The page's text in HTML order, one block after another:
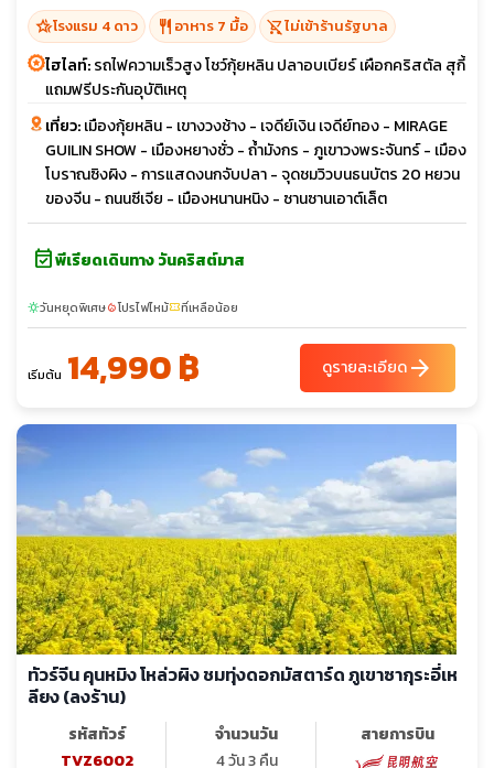
hotel_classโรงแรม 4 ดาว restaurant อาหาร 7 มื้อ shopping_cart_offไม่เข้าร้านรัฐบาล
ไฮไลท์:รถไฟความเร็วสูง โชว์กุ้ยหลิน ปลาอบเบียร์ เผือกคริสตัล สุกี้
แถมฟรีประกันอุบัติเหตุ
เที่ยว:เมืองกุ้ยหลิน - เขางวงช้าง - เจดีย์เงิน เจดีย์ทอง - MIRAGE
GUILIN SHOW - เมืองหยางชั่ว - ถ้ำมังกร - ภูเขาวงพระจันทร์ - เมือง
โบราณซิงผิง - การแสดงนกจับปลา - จุดชมวิวบนธนบัตร 20 หยวน
ของจีน - ถนนซีเจีย - เมืองหนานหนิง - ซานซานเอาต์เล็ต
event_availableพีเรียดเดินทาง วันคริสต์มาส
sunnyวันหยุดพิเศษlocal_fire_departmentโปรไฟไหม้confirmation_numberที่เหลือน้อย
เริ่มต้น 14,990 ฿ ดูรายละเอียดarrow_forward
ทัวร์จีน คุนหมิง โหล่วผิง ชมทุ่งดอกมัสตาร์ด ภูเขาซากุระอี่เห
ลียง (ลงร้าน)
รหัสทัวร์
TVZ6002
จำนวนวัน
4 วัน 3 คืน
สายการบิน